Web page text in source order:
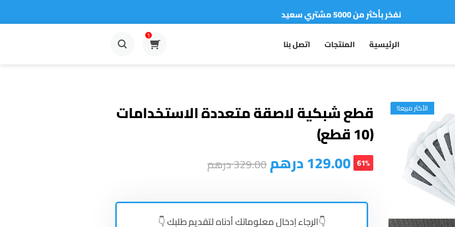
نفخر بأكثر من 5000 مشتري سعيد
الرئيسية المنتجات اتصل بنا
1
الأكثر مبيعا!
قطع شبكية لاصقة متعددة الاستخدامات
(10 قطع)
129.00درهم329.00درهم 61%
👇الرجاء إدخال معلوماتك أدناه لتقديم طلبك 👇